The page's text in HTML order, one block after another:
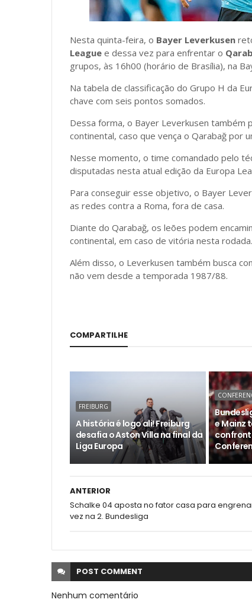
Nesta quinta-feira, o Bayer Leverkusen
League e dessa vez para enfrentar o
grupos, às 16h00 (horário de Brasília), na
Na tabela de classificação do Grupo H da
chave com seis pontos somados.
Dessa forma, o Bayer Leverkusen
continental, caso que vença o Qarabağ por
Nesse momento, o time comandado pelo
disputadas nesta atual edição da Europa
Para conseguir esse objetivo, o Bayer
as redes contra a Roma, fora de casa.
Diante do Qarabağ, os leões podem
continental, em caso de vitória nesta rodada.
Além disso, o Leverkusen também busca
não vem desde a temporada 1987/88.
COMPARTILHE
FREIBURG
A história é logo ali! Freiburg
desafia o Aston Villa na final da
Liga Europa
e Mainz
ANTERIOR
Schalke 04 aposta no fator casa para
vez na 2. Bundesliga
POST COMMENT
Nenhum comentário